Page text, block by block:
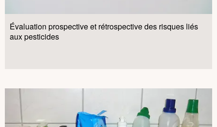
Évaluation prospective et rétrospective des risques liés
aux pesticides